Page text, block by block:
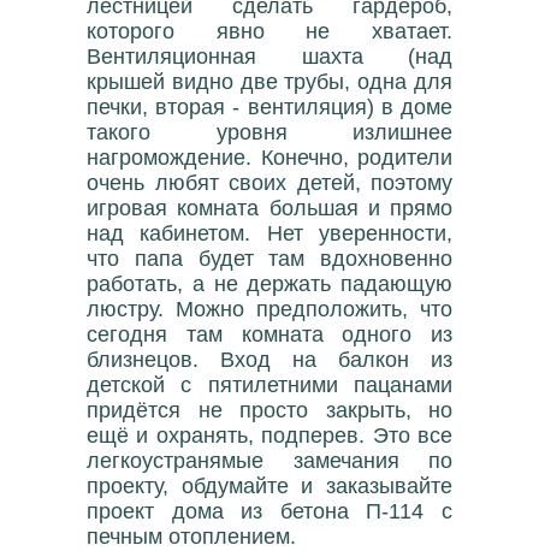
лестницей сделать гардероб,
которого явно не хватает.
Вентиляционная шахта (над
крышей видно две трубы, одна для
печки, вторая - вентиляция) в доме
такого уровня излишнее
нагромождение. Конечно, родители
очень любят своих детей, поэтому
игровая комната большая и прямо
над кабинетом. Нет уверенности,
что папа будет там вдохновенно
работать, а не держать падающую
люстру. Можно предположить, что
сегодня там комната одного из
близнецов. Вход на балкон из
детской с пятилетними пацанами
придётся не просто закрыть, но
ещё и охранять, подперев. Это все
легкоустранямые замечания по
проекту, обдумайте и заказывайте
проект дома из бетона П-114 с
печным отоплением.